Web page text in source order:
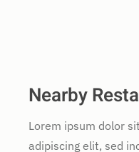
Nearby
Lorem ipsum dolor
adipiscing elit, sed